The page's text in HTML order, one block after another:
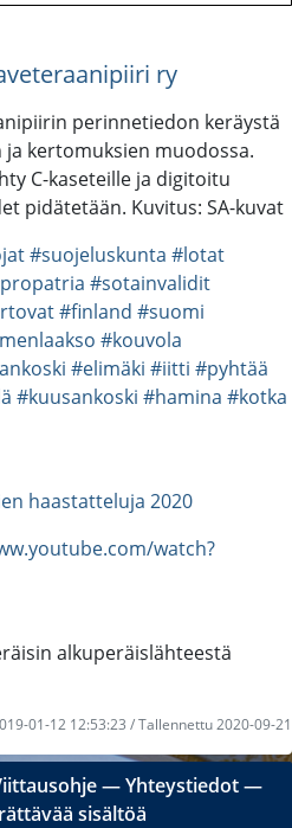
ry
perinnetiedon keräystä
kertomuksien muodossa.
C-kaseteille ja digitoitu
pidätetään. Kuvitus: SA-kuvat
#suojeluskunta #lotat
#sotainvalidit
#finland #suomi
#kouvola
#elimäki #iitti #pyhtää
#kuusankoski #hamina #kotka
haastatteluja 2020
watch?
alkuperäislähteestä
01-12 12:53:23 / Tallennettu 2020-09-21
―Yhteystiedot―
sisältöä